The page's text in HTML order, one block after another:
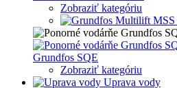
Zobraziť kategóriu
Grundfos SQE
Zobraziť kategóriu
Uprava vody